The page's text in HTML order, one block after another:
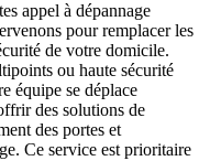
appel à dépannage
pour remplacer les
de votre domicile.
ou haute sécurité
équipe se déplace
des solutions de
des portes et
Ce service est prioritaire